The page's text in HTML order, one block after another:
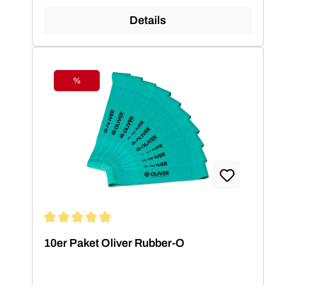
Details
Rabatt
%
10er Paket Oliver Rubber-O